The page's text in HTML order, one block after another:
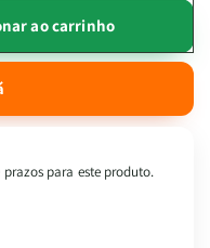
ao carrinho
prazos para este produto.